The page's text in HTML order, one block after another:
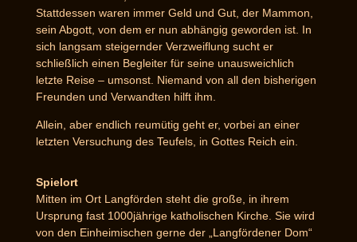
Stattdessen waren immer Geld und Gut, der Mammon,
sein Abgott, von dem er nun abhängig geworden ist. In
sich langsam steigernder Verzweiflung sucht er
schließlich einen Begleiter für seine unausweichlich
letzte Reise – umsonst. Niemand von all den bisherigen
Freunden und Verwandten hilft ihm.
Allein, aber endlich reumütig geht er, vorbei an einer
letzten Versuchung des Teufels, in Gottes Reich ein.
Spielort
Mitten im Ort Langförden steht die große, in ihrem
Ursprung fast 1000jährige katholischen Kirche. Sie wird
von den Einheimischen gerne der „Langfördener Dom“